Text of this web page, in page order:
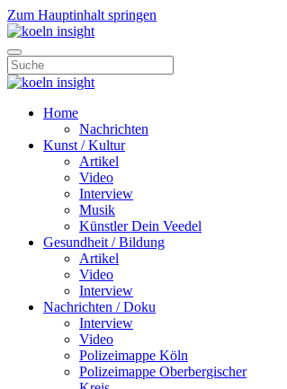
Zum Hauptinhalt springen
Home
Nachrichten
Kunst / Kultur
Artikel
Video
Interview
Musik
Künstler Dein Veedel
Gesundheit / Bildung
Artikel
Video
Interview
Nachrichten / Doku
Interview
Video
Polizeimappe Köln
Polizeimappe Oberbergischer